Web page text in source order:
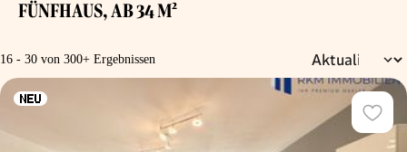
FÜNFHAUS, AB 34 M²
16 - 30 von 300+ Ergebnissen